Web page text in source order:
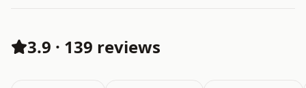
3.9 · 139 reviews